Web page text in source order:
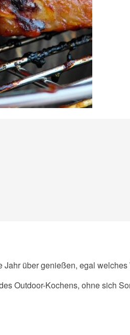
über genießen, egal welches
Outdoor-Kochens, ohne sich